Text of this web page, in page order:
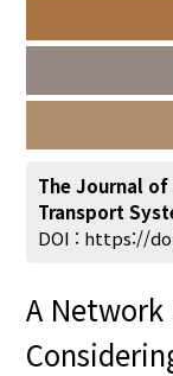
Search
The Journal
Transport
DOI : https://
A Network